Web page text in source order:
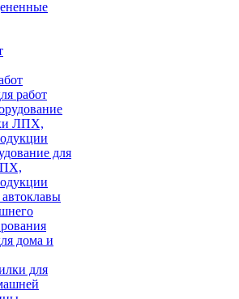
работ
для
дома и
для